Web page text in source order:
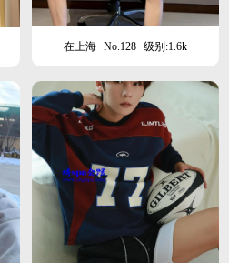
在上海 No.128 级别:1.6k